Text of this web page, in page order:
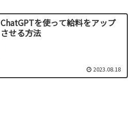
ChatGPTを使って給料をアップ
させる方法
2023.08.18